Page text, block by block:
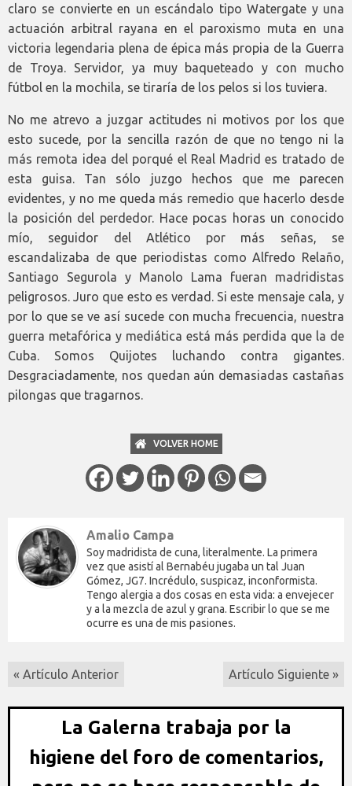
claro se convierte en un escándalo tipo Watergate y una
actuación arbitral rayana en el paroxismo muta en una
victoria legendaria plena de épica más propia de la Guerra
de Troya. Servidor, ya muy baqueteado y con mucho
fútbol en la mochila, se tiraría de los pelos si los tuviera.
No me atrevo a juzgar actitudes ni motivos por los que
esto sucede, por la sencilla razón de que no tengo ni la
más remota idea del porqué el Real Madrid es tratado de
esta guisa. Tan sólo juzgo hechos que me parecen
evidentes, y no me queda más remedio que hacerlo desde
la posición del perdedor. Hace pocas horas un conocido
mío, seguidor del Atlético por más señas, se
escandalizaba de que periodistas como Alfredo Relaño,
Santiago Segurola y Manolo Lama fueran madridistas
peligrosos. Juro que esto es verdad. Si este mensaje cala, y
por lo que se ve así sucede con mucha frecuencia, nuestra
guerra metafórica y mediática está más perdida que la de
Cuba. Somos Quijotes luchando contra gigantes.
Desgraciadamente, nos quedan aún demasiadas castañas
pilongas que tragarnos.
VOLVER HOME
Amalio Campa
Soy madridista de cuna, literalmente. La primera
vez que asistí al Bernabéu jugaba un tal Juan
Gómez, JG7. Incrédulo, suspicaz, inconformista.
Tengo alergia a dos cosas en esta vida: a envejecer
y a la mezcla de azul y grana. Escribir lo que se me
ocurre es una de mis pasiones.
« Artículo Anterior Artículo Siguiente »
La Galerna trabaja por la
higiene del foro de comentarios,